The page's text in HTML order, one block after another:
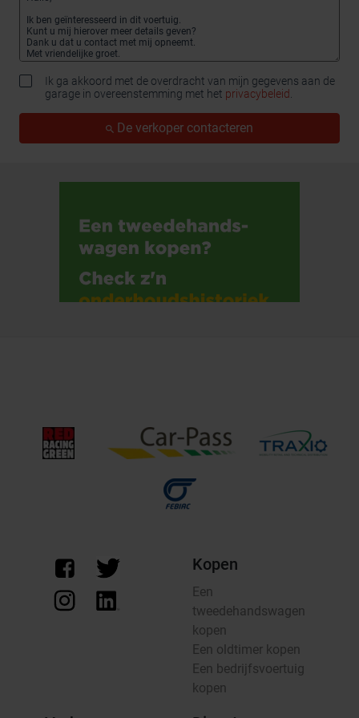
Ik ga akkoord met de overdracht van mijn gegevens aan de
garage in overeenstemming met het privacybeleid.
De verkoper contacteren
Kopen
Een
tweedehandswagen
kopen
Een oldtimer kopen
Een bedrijfsvoertuig
kopen